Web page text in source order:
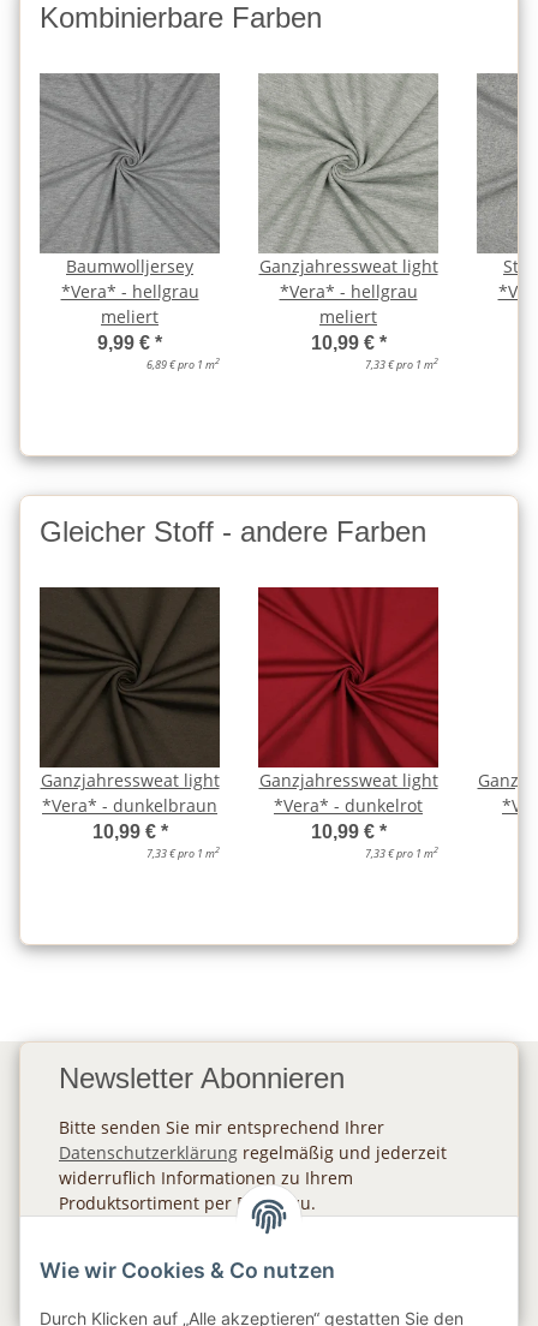
Kombinierbare Farben
Baumwolljersey
*Vera* - hellgrau
meliert
9,99 € *
6,89 € pro 1 m2
Ganzjahressweat light
*Vera* - hellgrau
meliert
10,99 € *
7,33 € pro 1 m2
Gleicher Stoff - andere Farben
Ganzjahressweat light
*Vera* - dunkelbraun
10,99 € *
7,33 € pro 1 m2
Ganzjahressweat light
*Vera* - dunkelrot
10,99 € *
7,33 € pro 1 m2
Newsletter Abonnieren
Bitte senden Sie mir entsprechend Ihrer
Datenschutzerklärung regelmäßig und jederzeit
widerruflich Informationen zu Ihrem
Produktsortiment per E-Mail zu.
Wie wir Cookies & Co nutzen
Durch Klicken auf „Alle akzeptieren“ gestatten Sie den